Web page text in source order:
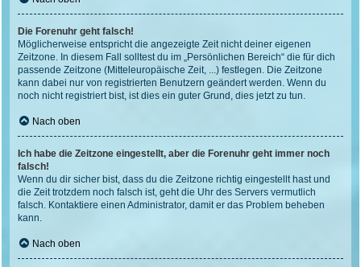
Die Forenuhr geht falsch!
Möglicherweise entspricht die angezeigte Zeit nicht deiner eigenen
Zeitzone. In diesem Fall solltest du im „Persönlichen Bereich“ die für dich
passende Zeitzone (Mitteleuropäische Zeit, ...) festlegen. Die Zeitzone
kann dabei nur von registrierten Benutzern geändert werden. Wenn du
noch nicht registriert bist, ist dies ein guter Grund, dies jetzt zu tun.
Nach oben
Ich habe die Zeitzone eingestellt, aber die Forenuhr geht immer noch
falsch!
Wenn du dir sicher bist, dass du die Zeitzone richtig eingestellt hast und
die Zeit trotzdem noch falsch ist, geht die Uhr des Servers vermutlich
falsch. Kontaktiere einen Administrator, damit er das Problem beheben
kann.
Nach oben